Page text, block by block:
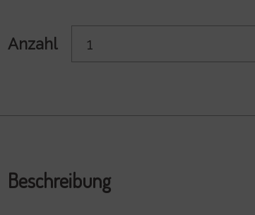
Anzahl
Beschreibung